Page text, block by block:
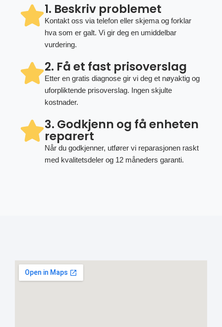
1. Beskriv problemet
Kontakt oss via telefon eller skjema og forklar
hva som er galt. Vi gir deg en umiddelbar
vurdering.
2. Få et fast prisoverslag
Etter en gratis diagnose gir vi deg et nøyaktig og
uforpliktende prisoverslag. Ingen skjulte
kostnader.
3. Godkjenn og få enheten
reparert
Når du godkjenner, utfører vi reparasjonen raskt
med kvalitetsdeler og 12 måneders garanti.